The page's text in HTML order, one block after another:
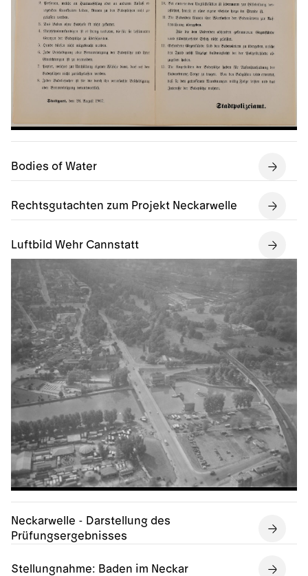
Bodies of Water
Rechtsgutachten zum Projekt Neckarwelle
Luftbild Wehr Cannstatt
Neckarwelle - Darstellung des
Prüfungsergebnisses
Stellungnahme: Baden im Neckar